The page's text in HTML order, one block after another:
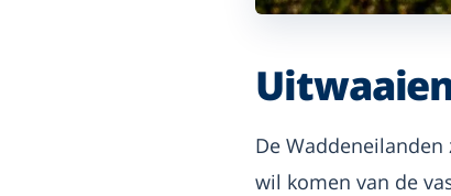
De
wil komen van de